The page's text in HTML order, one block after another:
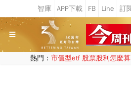
熱門： 市值型etf 股票股利怎麼算